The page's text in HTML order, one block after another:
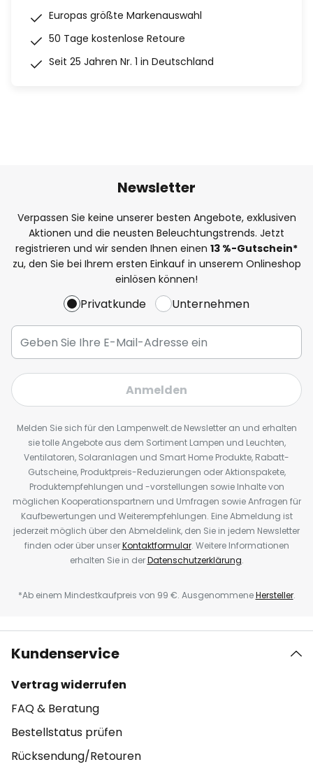
Europas größte Markenauswahl
50 Tage kostenlose Retoure
Seit 25 Jahren Nr. 1 in Deutschland
Newsletter
Verpassen Sie keine unserer besten Angebote, exklusiven
Aktionen und die neusten Beleuchtungstrends. Jetzt
registrieren und wir senden Ihnen einen 13 %-Gutschein*
zu, den Sie bei Ihrem ersten Einkauf in unserem Onlineshop
einlösen können!
Privatkunde Unternehmen
Anmelden
Melden Sie sich für den Lampenwelt.de Newsletter an und erhalten
sie tolle Angebote aus dem Sortiment Lampen und Leuchten,
Ventilatoren, Solaranlagen und Smart Home Produkte, Rabatt-
Gutscheine, Produktpreis-Reduzierungen oder Aktionspakete,
Produktempfehlungen und -vorstellungen sowie Inhalte von
möglichen Kooperationspartnern und Umfragen sowie Anfragen für
Kaufbewertungen und Weiterempfehlungen. Eine Abmeldung ist
jederzeit möglich über den Abmeldelink, den Sie in jedem Newsletter
finden oder über unserKontaktformular. Weitere Informationen
erhalten Sie in derDatenschutzerklärung.
*Ab einem Mindestkaufpreis von 99 €. AusgenommeneHersteller.
Kundenservice
Vertrag widerrufen
FAQ & Beratung
Bestellstatus prüfen
Rücksendung/Retouren